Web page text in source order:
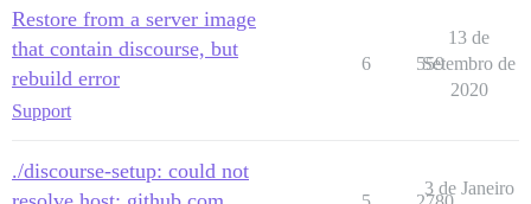
Restore from a server image
that contain discourse, but
rebuild error
Support
6 559
13 de
Setembro de
2020
./discourse-setup: could not
3 de Janeiro